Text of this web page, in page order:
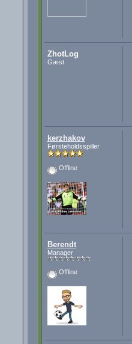
ZhotLog
Gæst
kerzhakov
Førsteholdsspiller
Offline
Berendt
Manager
Offline